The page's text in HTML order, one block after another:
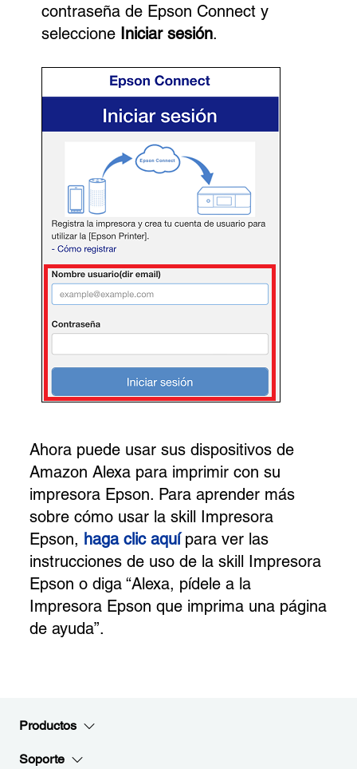
contraseña de Epson Connect y
seleccione Iniciar sesión.
Ahora puede usar sus dispositivos de
Amazon Alexa para imprimir con su
impresora Epson. Para aprender más
sobre cómo usar la skill Impresora
Epson, haga clic aquípara ver las
instrucciones de uso de la skill Impresora
Epson o diga “Alexa, pídele a la
Impresora Epson que imprima una página
de ayuda”.
Productos
Soporte